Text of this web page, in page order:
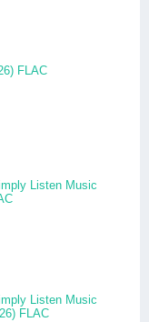
FLAC
Listen Music
Listen Music
FLAC